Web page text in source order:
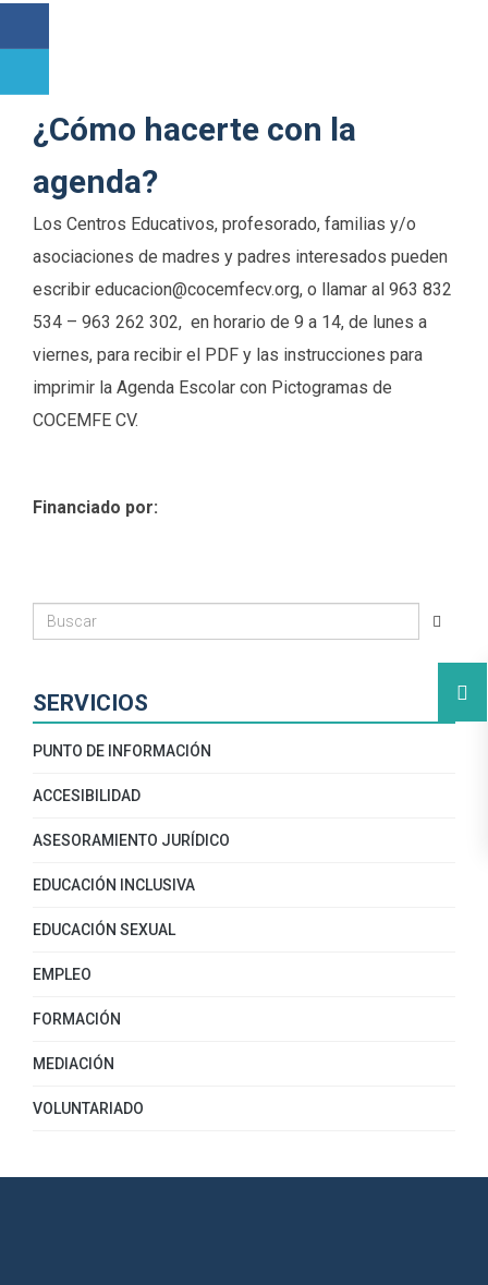
¿Cómo hacerte con la
agenda?
Los Centros Educativos, profesorado, familias y/o
asociaciones de madres y padres interesados pueden
escribir educacion@cocemfecv.org, o llamar al 963 832
534 – 963 262 302, en horario de 9 a 14, de lunes a
viernes, para recibir el PDF y las instrucciones para
imprimir la Agenda Escolar con Pictogramas de
COCEMFE CV.
Financiado por:
SERVICIOS
PUNTO DE INFORMACIÓN
ACCESIBILIDAD
ASESORAMIENTO JURÍDICO
EDUCACIÓN INCLUSIVA
EDUCACIÓN SEXUAL
EMPLEO
FORMACIÓN
MEDIACIÓN
VOLUNTARIADO